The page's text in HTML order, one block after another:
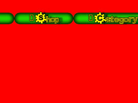
 Shop  Category